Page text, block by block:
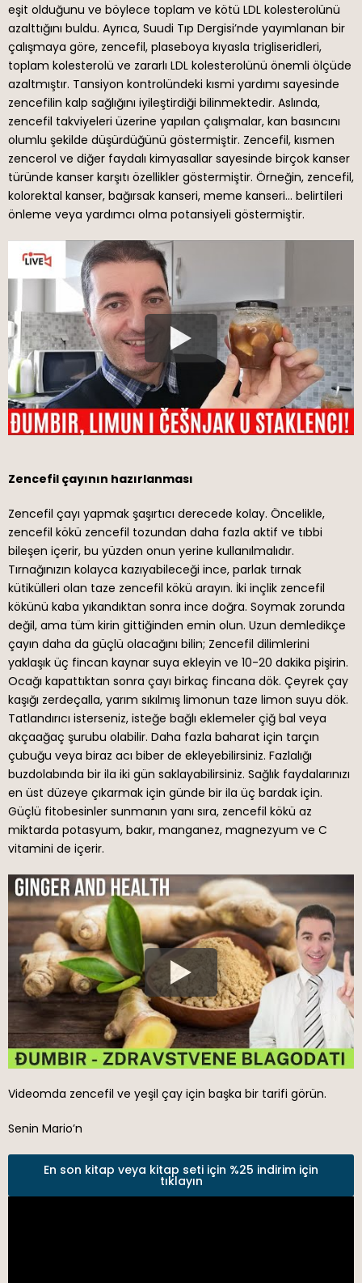
eşit olduğunu ve böylece toplam ve kötü LDL kolesterolünü
azalttığını buldu. Ayrıca, Suudi Tıp Dergisi’nde yayımlanan bir
çalışmaya göre, zencefil, plaseboya kıyasla trigliseridleri,
toplam kolesterolü ve zararlı LDL kolesterolünü önemli ölçüde
azaltmıştır. Tansiyon kontrolündeki kısmi yardımı sayesinde
zencefilin kalp sağlığını iyileştirdiği bilinmektedir. Aslında,
zencefil takviyeleri üzerine yapılan çalışmalar, kan basıncını
olumlu şekilde düşürdüğünü göstermiştir. Zencefil, kısmen
zencerol ve diğer faydalı kimyasallar sayesinde birçok kanser
türünde kanser karşıtı özellikler göstermiştir. Örneğin, zencefil,
kolorektal kanser, bağırsak kanseri, meme kanseri… belirtileri
önleme veya yardımcı olma potansiyeli göstermiştir.
Zencefil çayının hazırlanması
Zencefil çayı yapmak şaşırtıcı derecede kolay. Öncelikle,
zencefil kökü zencefil tozundan daha fazla aktif ve tıbbi
bileşen içerir, bu yüzden onun yerine kullanılmalıdır.
Tırnağınızın kolayca kazıyabileceği ince, parlak tırnak
kütikülleri olan taze zencefil kökü arayın. İki inçlik zencefil
kökünü kaba yıkandıktan sonra ince doğra. Soymak zorunda
değil, ama tüm kirin gittiğinden emin olun. Uzun demledikçe
çayın daha da güçlü olacağını bilin; Zencefil dilimlerini
yaklaşık üç fincan kaynar suya ekleyin ve 10-20 dakika pişirin.
Ocağı kapattıktan sonra çayı birkaç fincana dök. Çeyrek çay
kaşığı zerdeçalla, yarım sıkılmış limonun taze limon suyu dök.
Tatlandırıcı isterseniz, isteğe bağlı eklemeler çiğ bal veya
akçaağaç şurubu olabilir. Daha fazla baharat için tarçın
çubuğu veya biraz acı biber de ekleyebilirsiniz. Fazlalığı
buzdolabında bir ila iki gün saklayabilirsiniz. Sağlık faydalarınızı
en üst düzeye çıkarmak için günde bir ila üç bardak için.
Güçlü fitobesinler sunmanın yanı sıra, zencefil kökü az
miktarda potasyum, bakır, manganez, magnezyum ve C
vitamini de içerir.
Videomda zencefil ve yeşil çay için başka bir tarifi görün.
Senin Mario’n
En son kitap veya kitap seti için %25 indirim için
tıklayın